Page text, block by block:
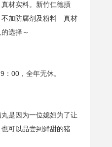
材实料。新竹仁德摃
及粉料 真材
选择～
：00，全年无休。
丸是因为一位媳妇为了让
可以品尝到鲜甜的猪